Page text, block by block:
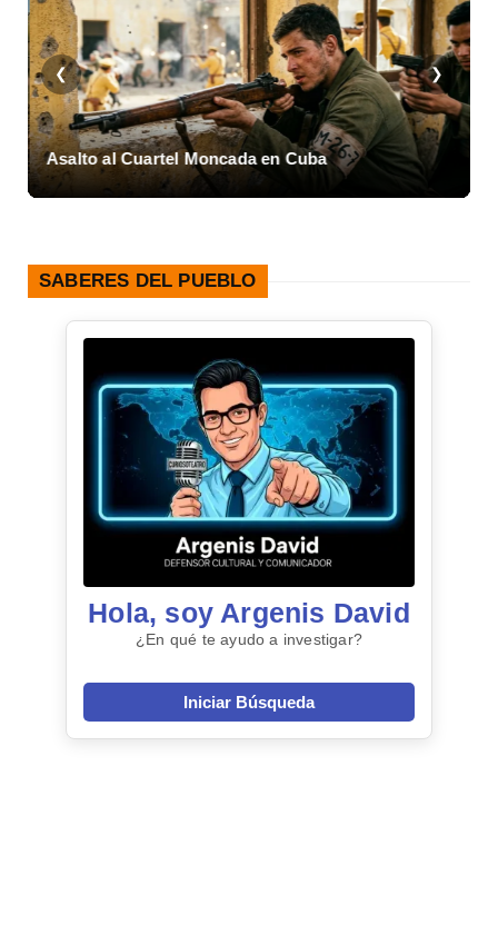
❮
Asalto al Cuartel Moncada en Cuba
❯
SABERES DEL PUEBLO
Hola, soy Argenis David
¿En qué te ayudo a investigar?
Iniciar Búsqueda